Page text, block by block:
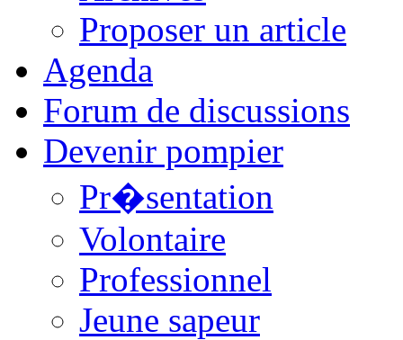
Proposer un article
Agenda
Forum de discussions
Devenir pompier
Pr�sentation
Volontaire
Professionnel
Jeune sapeur